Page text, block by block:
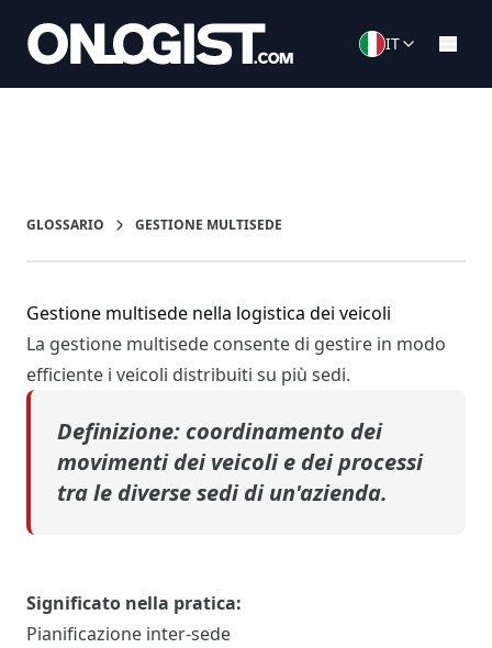
IT
GLOSSARIO GESTIONE MULTISEDE
Gestione multisede nella logistica dei veicoli
La gestione multisede consente di gestire in modo
efficiente i veicoli distribuiti su più sedi.
Definizione: coordinamento dei
movimenti dei veicoli e dei processi
tra le diverse sedi di un'azienda.
Significato nella pratica:
Pianificazione inter-sede